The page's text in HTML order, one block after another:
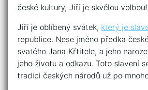
české kultury, Jiří je skvělou volbou!
Jiří je oblíbený svátek, který je
republice. Nese jméno předka
svatého Jana Křtitele, a jeho
jeho životu a odkazu. Toto slavení
tradici českých národů už po